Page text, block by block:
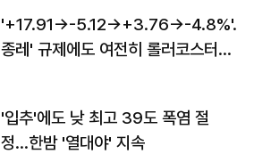
'+17.91→-5.12→+3.76→-4.8%'…'
종레' 규제에도 여전히 롤러코스터
'입추'에도 낮 최고 39도 폭염 절
정…한밤 '열대야' 지속